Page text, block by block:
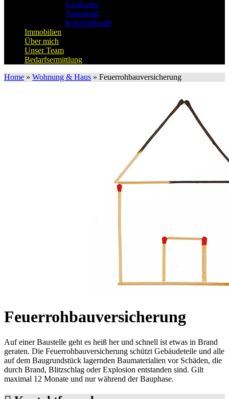
Girokonto
Tagesgeld
Konsumkredit
Immobilien
Über mich
Unser Team
Bedarfsermittlung
Home » Wohnung & Haus » Feuerrohbauversicherung
Feuerrohbauversicherung
Auf einer Baustelle geht es heiß her und schnell ist etwas in Brand
geraten. Die Feuerrohbauversicherung schützt Gebäudeteile und alle
auf dem Baugrundstück lagernden Baumaterialien vor Schäden, die
durch Brand, Blitzschlag oder Explosion entstanden sind. Gilt
maximal 12 Monate und nur während der Bauphase.